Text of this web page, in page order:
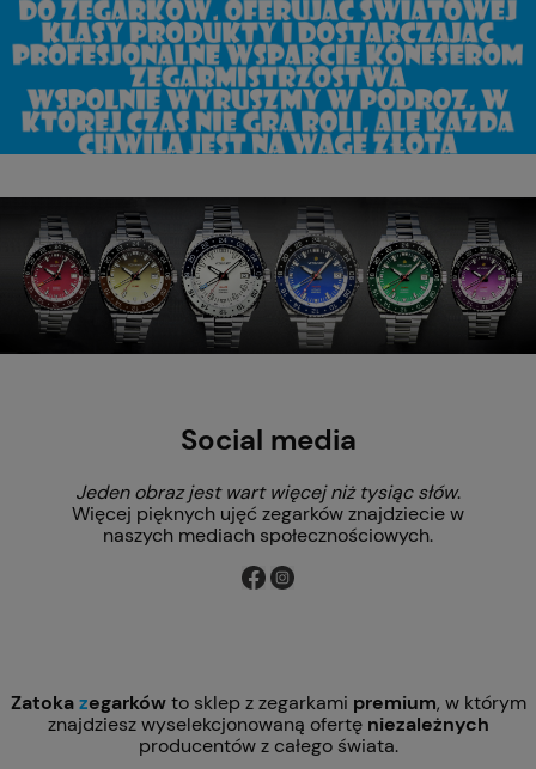
Social media
Jeden obraz jest wart więcej niż tysiąc słów.
Więcej pięknych ujęć zegarków znajdziecie w
naszych mediach społecznościowych.
Zatokazegarkówto sklep z zegarkami premium, w którym
znajdziesz wyselekcjonowaną ofertę niezależnych
producentów z całego świata.